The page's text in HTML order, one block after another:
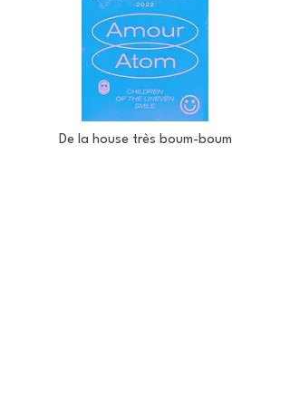
De la house très boum-boum